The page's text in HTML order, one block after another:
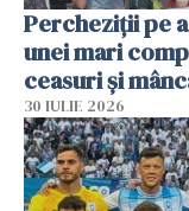
Percheziții pe
unei mari
ceasuri și
30 IULIE 2026